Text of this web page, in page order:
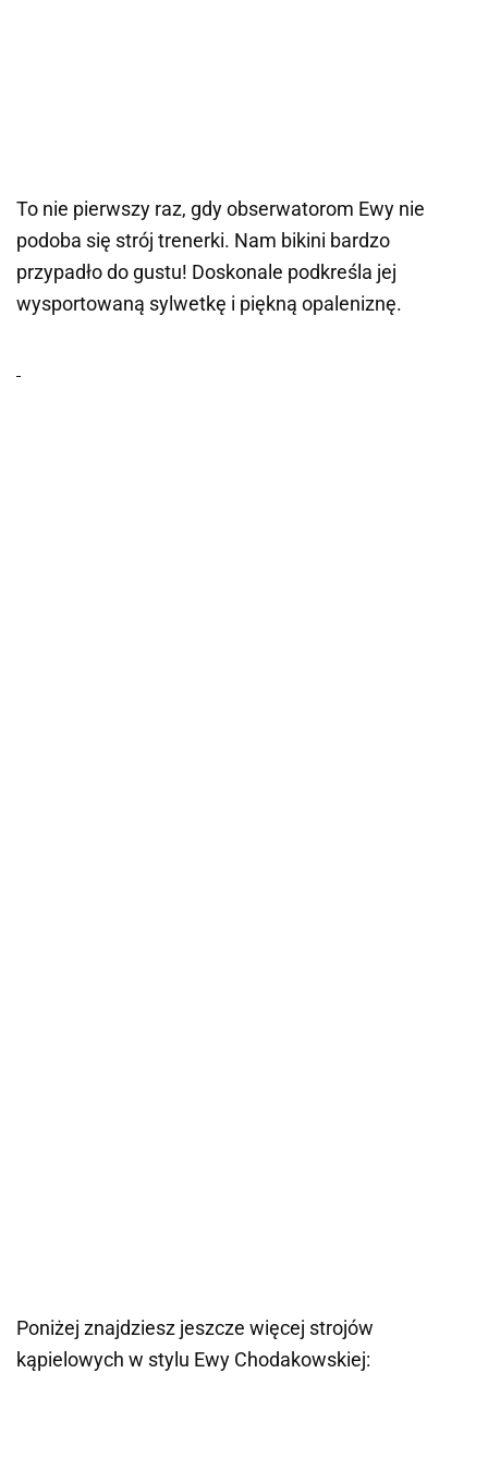
To nie pierwszy raz, gdy obserwatorom Ewy nie
podoba się strój trenerki. Nam bikini bardzo
przypadło do gustu! Doskonale podkreśla jej
wysportowaną sylwetkę i piękną opaleniznę.
Poniżej znajdziesz jeszcze więcej strojów
kąpielowych w stylu Ewy Chodakowskiej: